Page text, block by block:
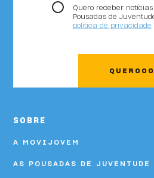
Quero receber
Pousadas de
política de privacidade
SOBRE
A MOVIJOVEM
AS POUSADAS DE JUVENTUDE